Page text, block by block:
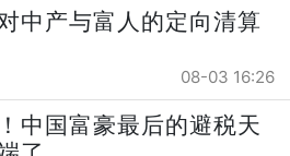
中产与富人的定向清算
08-03 16:26
中国富豪最后的避税天